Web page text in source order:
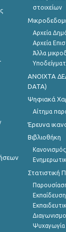
στοιχείων
Αρχεία
Αρχεία
Άλλα
ANOIXTA
DATA)
Ψηφιακά
Αίτημα
Έρευνα
Βιβλιοθήκη
Στατιστική
Εκπαίδευση
Ψυχαγωγία